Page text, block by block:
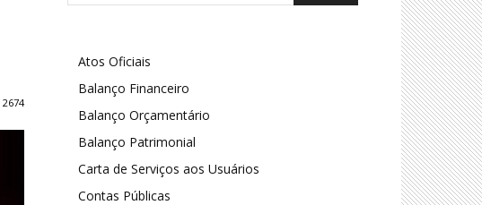
2674
Atos Oficiais
Balanço Financeiro
Balanço Orçamentário
Balanço Patrimonial
Carta de Serviços aos Usuários
Contas Públicas